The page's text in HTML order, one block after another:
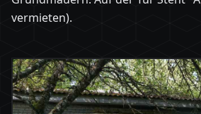
vermieten).